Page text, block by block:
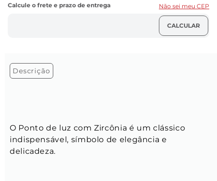
Não sei meu CEP
Descrição
O Ponto de luz com Zircônia é um clássico
indispensável, símbolo de elegância e
delicadeza.